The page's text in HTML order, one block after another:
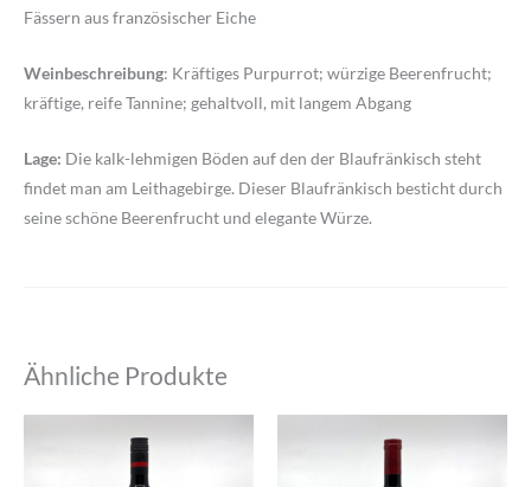
Fässern aus französischer Eiche
Weinbeschreibung: Kräftiges Purpurrot; würzige Beerenfrucht;
kräftige, reife Tannine; gehaltvoll, mit langem Abgang
Lage: Die kalk-lehmigen Böden auf den der Blaufränkisch steht
findet man am Leithagebirge. Dieser Blaufränkisch besticht durch
seine schöne Beerenfrucht und elegante Würze.
Ähnliche Produkte